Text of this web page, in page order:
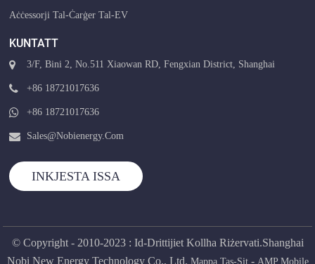
Aċċessorji Tal-Ċarġer Tal-EV
KUNTATT
3/F, Bini 2, No.511 Xiaowan RD, Fengxian District, Shanghai
+86 18721017636
+86 18721017636
Sales@nobienergy.com
INKJESTA ISSA
© Copyright - 2010-2023 : Id-Drittijiet Kollha Riżervati.Shanghai
Nobi New Energy Technology Co., Ltd. Mappa Tas-Sit- AMP Mobile